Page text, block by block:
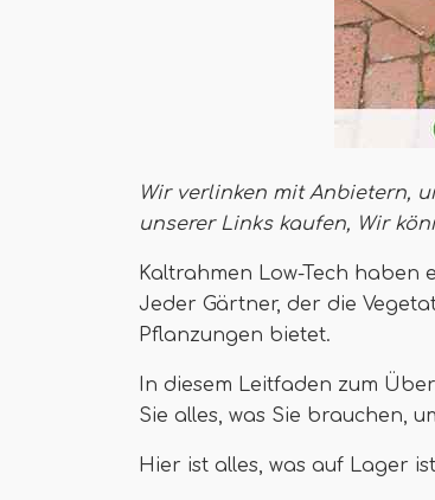
Wir verlinken mit Anbietern,
unserer Links kaufen, Wir
Kaltrahmen Low-Tech haben
Jeder Gärtner, der die
Pflanzungen bietet.
In diesem Leitfaden zum
Sie alles, was Sie brauchen,
Hier ist alles, was auf Lager